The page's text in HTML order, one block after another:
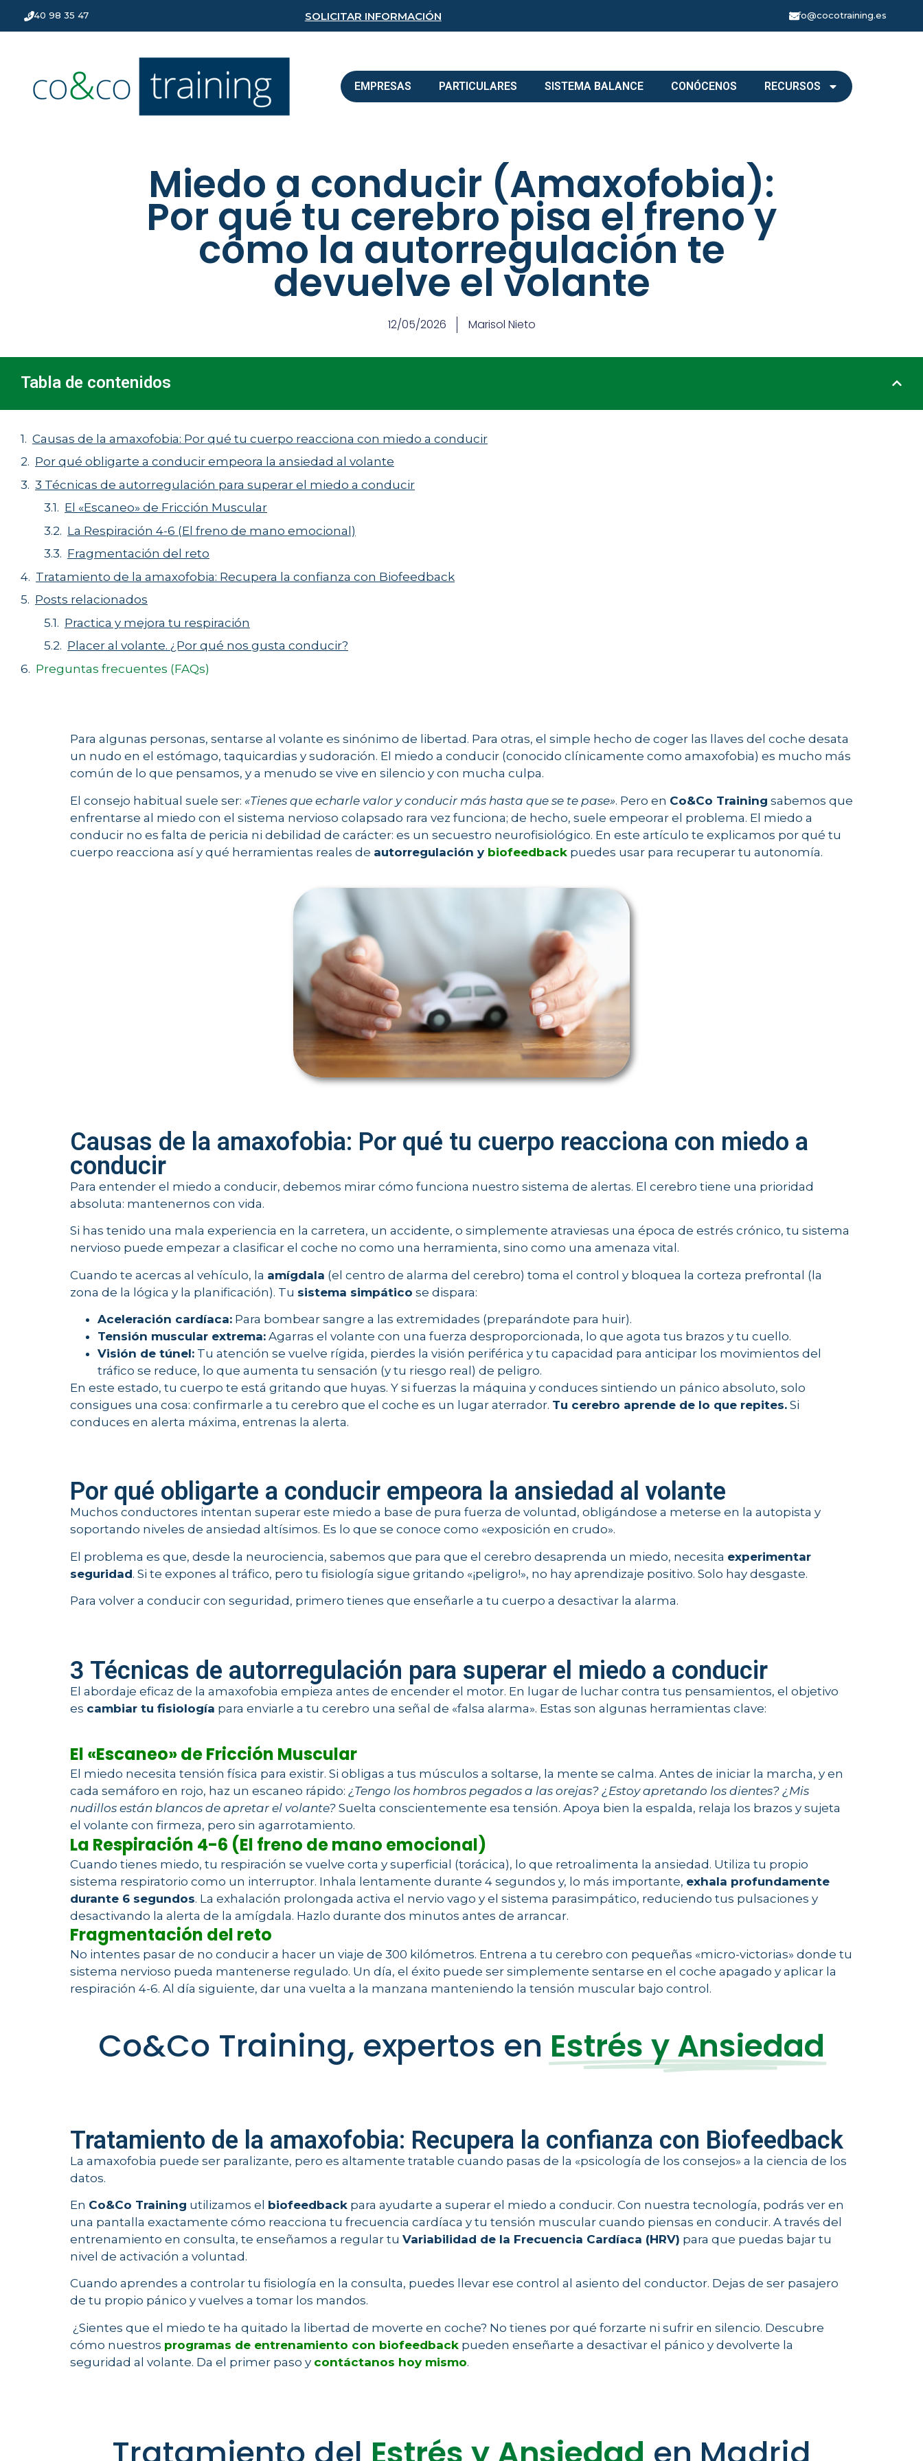
640 98 35 47 SOLICITAR INFORMACIÓN info@cocotraining.es
EMPRESAS PARTICULARES SISTEMA BALANCE CONÓCENOS RECURSOS
Miedo a conducir (Amaxofobia):
Por qué tu cerebro pisa el freno y
cómo la autorregulación te
devuelve el volante
12/05/2026 Marisol Nieto
Tabla de contenidos
Causas de la amaxofobia: Por qué tu cuerpo reacciona con miedo a conducir
Por qué obligarte a conducir empeora la ansiedad al volante
3 Técnicas de autorregulación para superar el miedo a conducir
El «Escaneo» de Fricción Muscular
La Respiración 4-6 (El freno de mano emocional)
Fragmentación del reto
Tratamiento de la amaxofobia: Recupera la confianza con Biofeedback
Posts relacionados
Practica y mejora tu respiración
Placer al volante. ¿Por qué nos gusta conducir?
Preguntas frecuentes (FAQs)
Para algunas personas, sentarse al volante es sinónimo de libertad. Para otras, el simple hecho de coger las llaves del coche desata
un nudo en el estómago, taquicardias y sudoración. El miedo a conducir (conocido clínicamente como amaxofobia) es mucho más
común de lo que pensamos, y a menudo se vive en silencio y con mucha culpa.
El consejo habitual suele ser: «Tienes que echarle valor y conducir más hasta que se te pase». Pero en Co&Co Training sabemos que
enfrentarse al miedo con el sistema nervioso colapsado rara vez funciona; de hecho, suele empeorar el problema. El miedo a
conducir no es falta de pericia ni debilidad de carácter: es un secuestro neurofisiológico. En este artículo te explicamos por qué tu
cuerpo reacciona así y qué herramientas reales de autorregulación ybiofeedback puedes usar para recuperar tu autonomía.
Causas de la amaxofobia: Por qué tu cuerpo reacciona con miedo a
conducir
Para entender el miedo a conducir, debemos mirar cómo funciona nuestro sistema de alertas. El cerebro tiene una prioridad
absoluta: mantenernos con vida.
Si has tenido una mala experiencia en la carretera, un accidente, o simplemente atraviesas una época de estrés crónico, tu sistema
nervioso puede empezar a clasificar el coche no como una herramienta, sino como una amenaza vital.
Cuando te acercas al vehículo, la amígdala (el centro de alarma del cerebro) toma el control y bloquea la corteza prefrontal (la
zona de la lógica y la planificación). Tu sistema simpático se dispara:
Aceleración cardíaca: Para bombear sangre a las extremidades (preparándote para huir).
Tensión muscular extrema: Agarras el volante con una fuerza desproporcionada, lo que agota tus brazos y tu cuello.
Visión de túnel: Tu atención se vuelve rígida, pierdes la visión periférica y tu capacidad para anticipar los movimientos del
tráfico se reduce, lo que aumenta tu sensación (y tu riesgo real) de peligro.
En este estado, tu cuerpo te está gritando que huyas. Y si fuerzas la máquina y conduces sintiendo un pánico absoluto, solo
consigues una cosa: confirmarle a tu cerebro que el coche es un lugar aterrador. Tu cerebro aprende de lo que repites. Si
conduces en alerta máxima, entrenas la alerta.
Por qué obligarte a conducir empeora la ansiedad al volante
Muchos conductores intentan superar este miedo a base de pura fuerza de voluntad, obligándose a meterse en la autopista y
soportando niveles de ansiedad altísimos. Es lo que se conoce como «exposición en crudo».
El problema es que, desde la neurociencia, sabemos que para que el cerebro desaprenda un miedo, necesita experimentar
seguridad. Si te expones al tráfico, pero tu fisiología sigue gritando «¡peligro!», no hay aprendizaje positivo. Solo hay desgaste.
Para volver a conducir con seguridad, primero tienes que enseñarle a tu cuerpo a desactivar la alarma.
3 Técnicas de autorregulación para superar el miedo a conducir
El abordaje eficaz de la amaxofobia empieza antes de encender el motor. En lugar de luchar contra tus pensamientos, el objetivo
es cambiar tu fisiología para enviarle a tu cerebro una señal de «falsa alarma». Estas son algunas herramientas clave:
El «Escaneo» de Fricción Muscular
El miedo necesita tensión física para existir. Si obligas a tus músculos a soltarse, la mente se calma. Antes de iniciar la marcha, y en
cada semáforo en rojo, haz un escaneo rápido: ¿Tengo los hombros pegados a las orejas? ¿Estoy apretando los dientes? ¿Mis
nudillos están blancos de apretar el volante? Suelta conscientemente esa tensión. Apoya bien la espalda, relaja los brazos y sujeta
el volante con firmeza, pero sin agarrotamiento.
La Respiración 4-6 (El freno de mano emocional)
Cuando tienes miedo, tu respiración se vuelve corta y superficial (torácica), lo que retroalimenta la ansiedad. Utiliza tu propio
sistema respiratorio como un interruptor. Inhala lentamente durante 4 segundos y, lo más importante, exhala profundamente
durante 6 segundos. La exhalación prolongada activa el nervio vago y el sistema parasimpático, reduciendo tus pulsaciones y
desactivando la alerta de la amígdala. Hazlo durante dos minutos antes de arrancar.
Fragmentación del reto
No intentes pasar de no conducir a hacer un viaje de 300 kilómetros. Entrena a tu cerebro con pequeñas «micro-victorias» donde tu
sistema nervioso pueda mantenerse regulado. Un día, el éxito puede ser simplemente sentarse en el coche apagado y aplicar la
respiración 4-6. Al día siguiente, dar una vuelta a la manzana manteniendo la tensión muscular bajo control.
Co&Co Training, expertos en Estrés y Ansiedad
Tratamiento de la amaxofobia: Recupera la confianza con Biofeedback
La amaxofobia puede ser paralizante, pero es altamente tratable cuando pasas de la «psicología de los consejos» a la ciencia de los
datos.
En Co&Co Training utilizamos el biofeedback para ayudarte a superar el miedo a conducir. Con nuestra tecnología, podrás ver en
una pantalla exactamente cómo reacciona tu frecuencia cardíaca y tu tensión muscular cuando piensas en conducir. A través del
entrenamiento en consulta, te enseñamos a regular tu Variabilidad de la Frecuencia Cardíaca (HRV) para que puedas bajar tu
nivel de activación a voluntad.
Cuando aprendes a controlar tu fisiología en la consulta, puedes llevar ese control al asiento del conductor. Dejas de ser pasajero
de tu propio pánico y vuelves a tomar los mandos.
¿Sientes que el miedo te ha quitado la libertad de moverte en coche? No tienes por qué forzarte ni sufrir en silencio. Descubre
cómo nuestros programas de entrenamiento con biofeedback pueden enseñarte a desactivar el pánico y devolverte la
seguridad al volante. Da el primer paso y contáctanos hoy mismo.